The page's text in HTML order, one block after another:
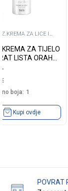
ZA LICE I
KREMA ZA TIJELO
LISTA ORAHA
€
boja: 1
Kupi ovdje
POVRAT